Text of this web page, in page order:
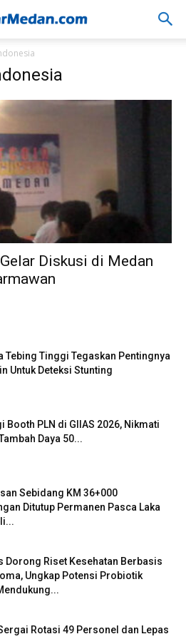
Diskusi di Medan
Tebing Tinggi Tegaskan Pentingnya
Untuk Deteksi Stunting
Booth PLN di GIIAS 2026, Nikmati
Daya 50...
Sebidang KM 36+000
Ditutup Permanen Pasca Laka
Dorong Riset Kesehatan Berbasis
Ungkap Potensi Probiotik
Rotasi 49 Personel dan Lepas